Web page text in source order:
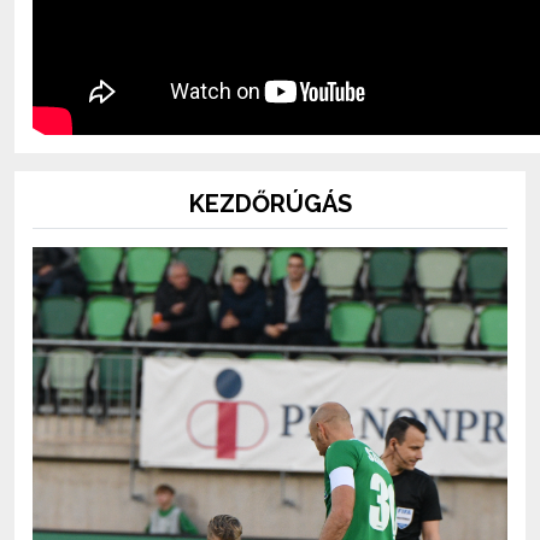
KEZDŐRÚGÁS